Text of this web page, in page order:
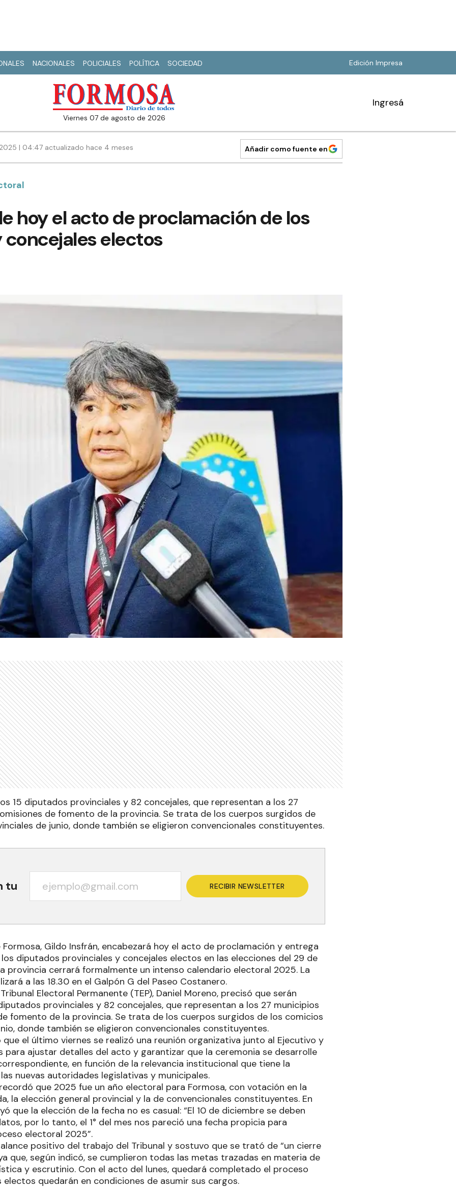
NACIONALES POLICIALES POLÍTICA SOCIEDAD Edición Impresa
viernes 07 de agosto de 2026
Ingresá
| 04:47 actualizado hace 4 meses Añadir como fuente en
hoy el acto de proclamación de los
electos
15 diputados provinciales y 82 concejales, que representan a los 27
de fomento de la provincia. Se trata de los cuerpos surgidos de
de junio, donde también se eligieron convencionales constituyentes.
tu RECIBIR NEWSLETTER
Gildo Insfrán, encabezará hoy el acto de proclamación y entrega
diputados provinciales y concejales electos en las elecciones del 29 de
provincia cerrará formalmente un intenso calendario electoral 2025. La
a las 18.30 en el Galpón G del Paseo Costanero.
Electoral Permanente (TEP), Daniel Moreno, precisó que serán
provinciales y 82 concejales, que representan a los 27 municipios
fomento de la provincia. Se trata de los cuerpos surgidos de los comicios
donde también se eligieron convencionales constituyentes.
el último viernes se realizó una reunión organizativa junto al Ejecutivo y
para ajustar detalles del acto y garantizar que la ceremonia se desarrolle
en función de la relevancia institucional que tiene la
nuevas autoridades legislativas y municipales.
que 2025 fue un año electoral para Formosa, con votación en la
la elección general provincial y la de convencionales constituyentes. En
que la elección de la fecha no es casual: “El 10 de diciembre se deben
por lo tanto, el 1° del mes nos pareció una fecha propicia para
electoral 2025”.
positivo del trabajo del Tribunal y sostuvo que se trató de “un cierre
que, según indicó, se cumplieron todas las metas trazadas en materia de
y escrutinio. Con el acto del lunes, quedará completado el proceso
quedarán en condiciones de asumir sus cargos.